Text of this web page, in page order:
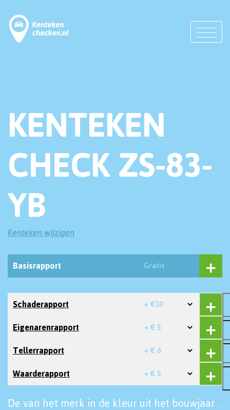
KENTEKEN
CHECK ZS-83-
YB
Kenteken wijzigen
Basisrapport Gratis
Schaderapport + €10
Eigenarenrapport + € 5
Tellerrapport + € 6
Waarderapport + € 5
De van het merk in de kleur uit het bouwjaar .